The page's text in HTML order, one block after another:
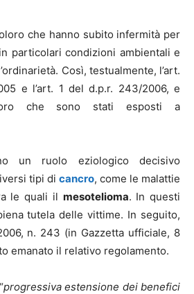
che hanno subito infermità per
particolari condizioni ambientali e
Così, testualmente, l’art.
e l’art. 1 del d.p.r. 243/2006, e
che sono stati esposti a
un ruolo eziologico decisivo
tipi di cancro, come le malattie
le quali il mesotelioma. In questi
tutela delle vittime. In seguito,
n. 243 (in Gazzetta ufficiale, 8
emanato il relativo regolamento.
progressiva estensione dei benefici